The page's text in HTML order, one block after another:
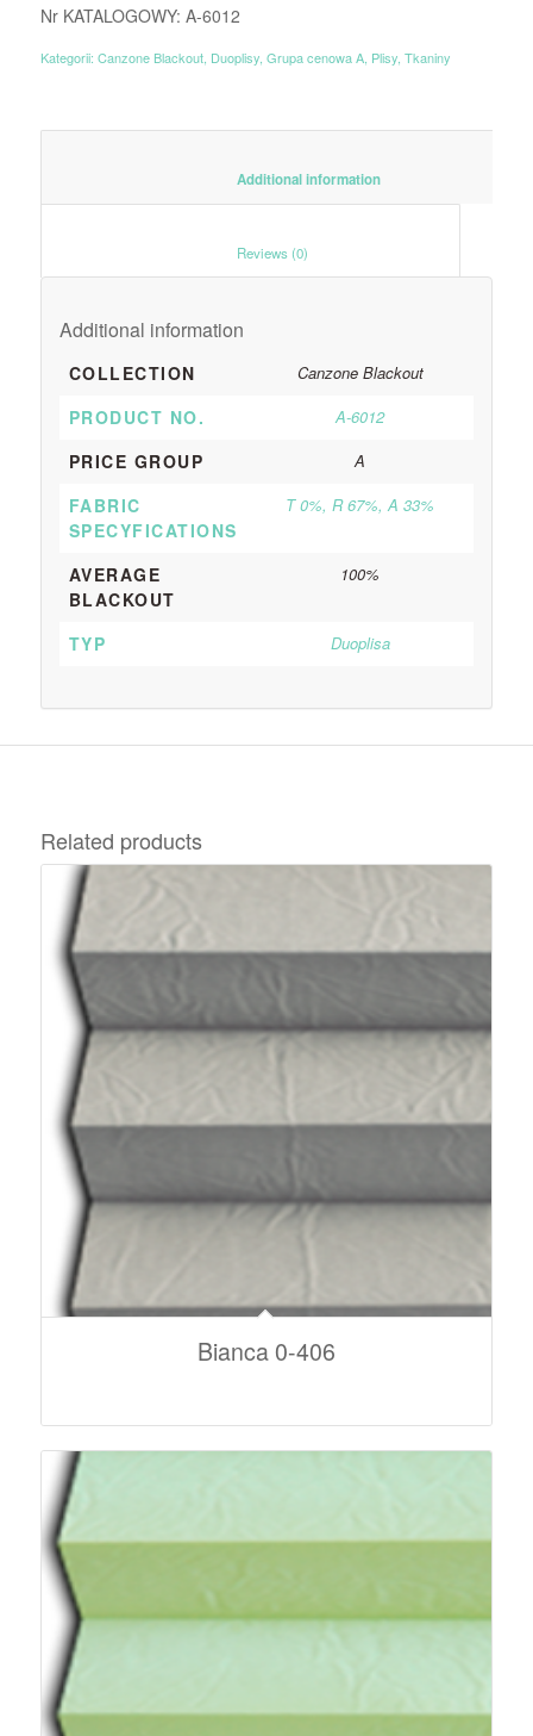
Nr KATALOGOWY: A-6012
Kategorii: Canzone Blackout, Duoplisy, Grupa cenowa A, Plisy, Tkaniny
						Additional information
Additional information
COLLECTION Canzone Blackout
PRODUCT NO. A-6012
PRICE GROUP A
FABRIC
SPECYFICATIONS
T 0%, R 67%, A 33%
AVERAGE
BLACKOUT
100%
TYP Duoplisa
Related products
Bianca 0-406